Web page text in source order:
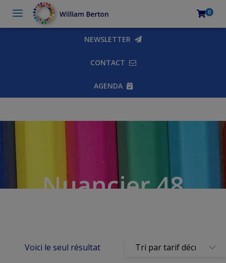
0
NEWSLETTER
CONTACT
AGENDA
Nuancier 48
Voici le seul résultat